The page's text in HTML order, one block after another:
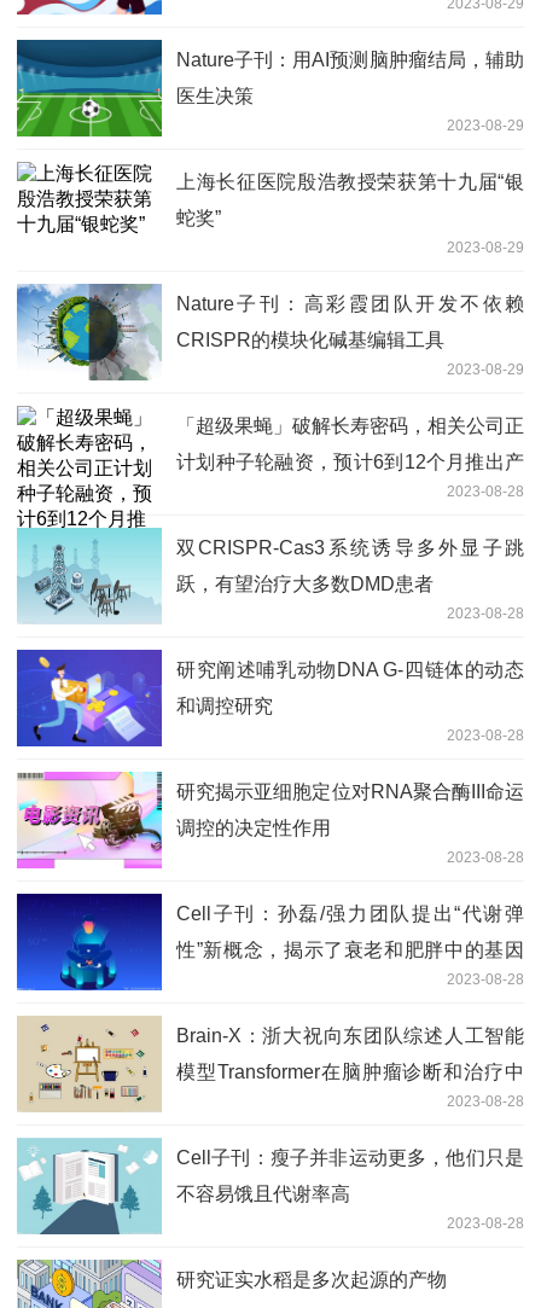
2023-08-29
Nature子刊：用AI预测脑肿瘤结局，辅助
医生决策
2023-08-29
上海长征医院殷浩教授荣获第十九届“银
蛇奖”
2023-08-29
Nature子刊：高彩霞团队开发不依赖
CRISPR的模块化碱基编辑工具
2023-08-29
「超级果蝇」破解长寿密码，相关公司正
计划种子轮融资，预计6到12个月推出产
2023-08-28
双CRISPR-Cas3系统诱导多外显子跳
跃，有望治疗大多数DMD患者
2023-08-28
研究阐述哺乳动物DNA G-四链体的动态
和调控研究
2023-08-28
研究揭示亚细胞定位对RNA聚合酶III命运
调控的决定性作用
2023-08-28
Cell子刊：孙磊/强力团队提出“代谢弹
性”新概念，揭示了衰老和肥胖中的基因
2023-08-28
Brain-X：浙大祝向东团队综述人工智能
模型Transformer在脑肿瘤诊断和治疗中
2023-08-28
Cell子刊：瘦子并非运动更多，他们只是
不容易饿且代谢率高
2023-08-28
研究证实水稻是多次起源的产物